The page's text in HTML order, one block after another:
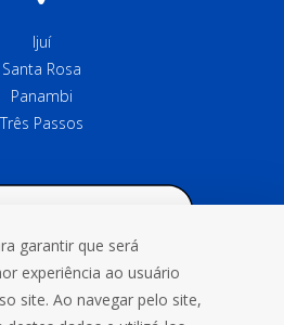
Ijuí
Santa Rosa
Panambi
Três Passos
garantir que será
experiência ao usuário
site. Ao navegar pelo site,